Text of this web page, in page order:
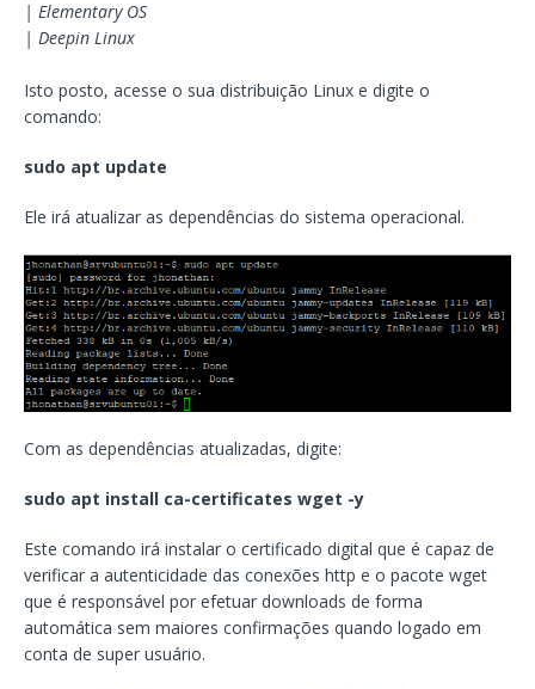
| Elementary OS
| Deepin Linux
Isto posto, acesse o sua distribuição Linux e digite o
comando:
sudo apt update
Ele irá atualizar as dependências do sistema operacional.
Com as dependências atualizadas, digite:
sudo apt install ca-certificates wget -y
Este comando irá instalar o certificado digital que é capaz de
verificar a autenticidade das conexões http e o pacote wget
que é responsável por efetuar downloads de forma
automática sem maiores confirmações quando logado em
conta de super usuário.